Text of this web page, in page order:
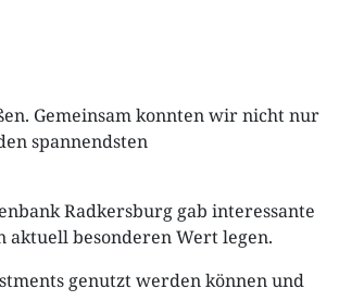
BLOG KONTAKT LOGIN
Gemeinsam konnten wir nicht nur
spannendsten
Radkersburg gab interessante
besonderen Wert legen.
genutzt werden können und